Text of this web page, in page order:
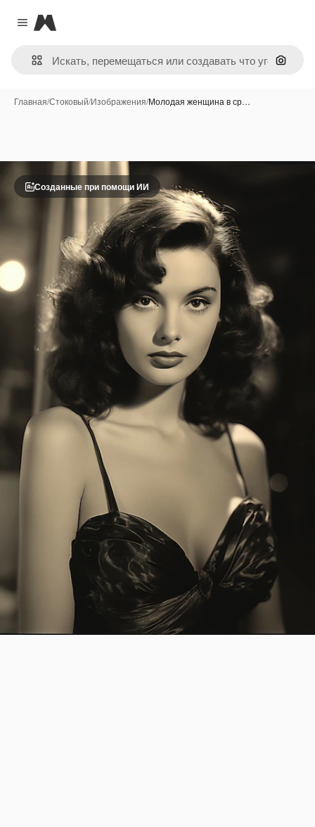
Close menu
Magnific
Поиск
Главная/Стоковый/Изображения/Молодая женщина в ср…
Созданные при помощи ИИ